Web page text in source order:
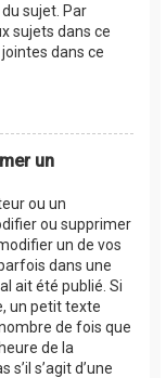
sujet. Par
sujets dans ce
dans ce
un
ou un
ou supprimer
un de vos
dans une
ait été publié. Si
un petit texte
de fois que
de la
s’agit d’une